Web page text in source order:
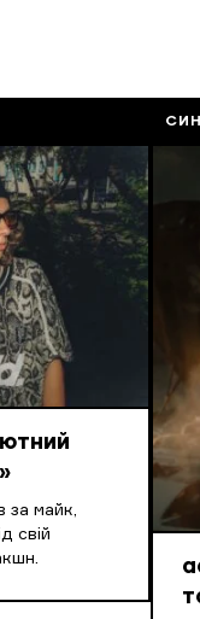
за майк,
свій